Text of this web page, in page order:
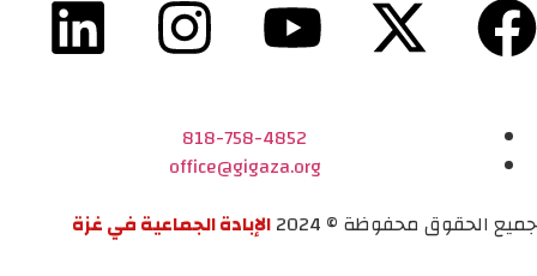
818-758-4852
office@gigaza.org
جميع الحقوق محفوظة © 2024
الإبادة الجماعية في غزة